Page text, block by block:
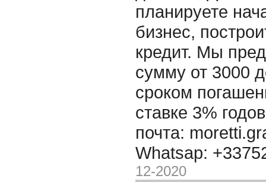
планируете
бизнес,
кредит. Мы
сумму от 3000
сроком
ставке 3%
почта:
Whatsap:
12-2020